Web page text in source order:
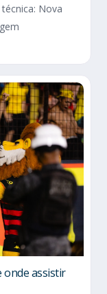
Nova
onde assistir